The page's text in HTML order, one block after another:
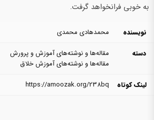
به خوبی فرانخواهد گرفت.
نویسنده
محمدهادی محمدی
دسته
مقاله‌ها و نوشته‌های آموزش و پرورش
مقاله‌ها و نوشته‌های آموزش خلاق
لینک کوتاه
https://amoozak.org/238bq